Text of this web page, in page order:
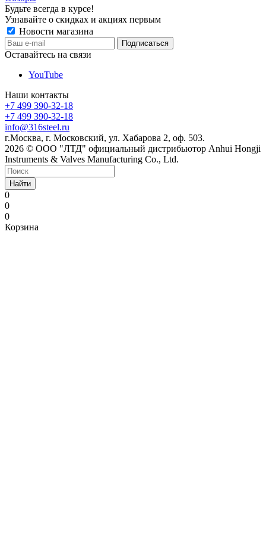
Будьте всегда в курсе!
Узнавайте о скидках и акциях первым
Новости магазина
Оставайтесь на связи
YouTube
Наши контакты
+7 499 390-32-18
+7 499 390-32-18
info@316steel.ru
г.Москва, г. Московский, ул. Хабарова 2, оф. 503.
2026 © ООО "ЛТД" официальный дистрибьютор Anhui Hongji
Instruments & Valves Manufacturing Co., Ltd.
Найти
0
0
0
Корзина